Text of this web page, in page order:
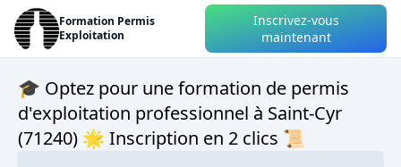
Formation Permis
Exploitation
Inscrivez-vous
maintenant
🎓 Optez pour une formation de permis
d'exploitation professionnel à Saint-Cyr
(71240) 🌟 Inscription en 2 clics 📜